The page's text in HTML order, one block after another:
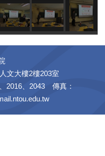
文大樓2樓203室
2016、2043 傳真：